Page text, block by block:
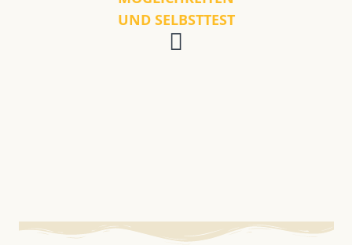
UND SELBSTTEST